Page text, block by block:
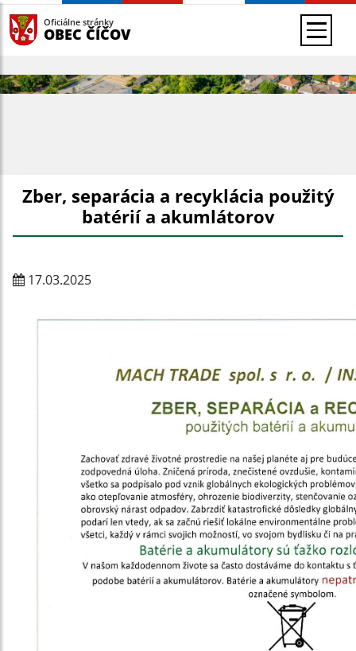
Oficiálne stránky
OBEC ČÍČOV
Zber, separácia a recyklácia použitý
batérií a akumlátorov
17.03.2025